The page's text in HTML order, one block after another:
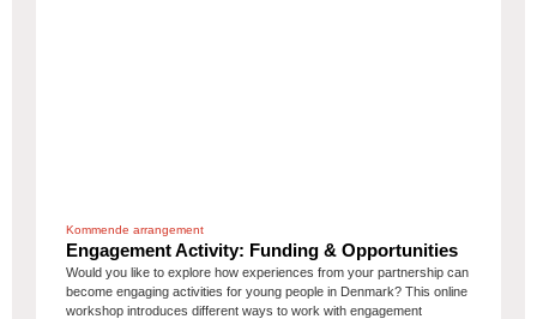
Kommende arrangement
Engagement Activity: Funding & Opportunities
Would you like to explore how experiences from your partnership can
become engaging activities for young people in Denmark? This online
workshop introduces different ways to work with engagement